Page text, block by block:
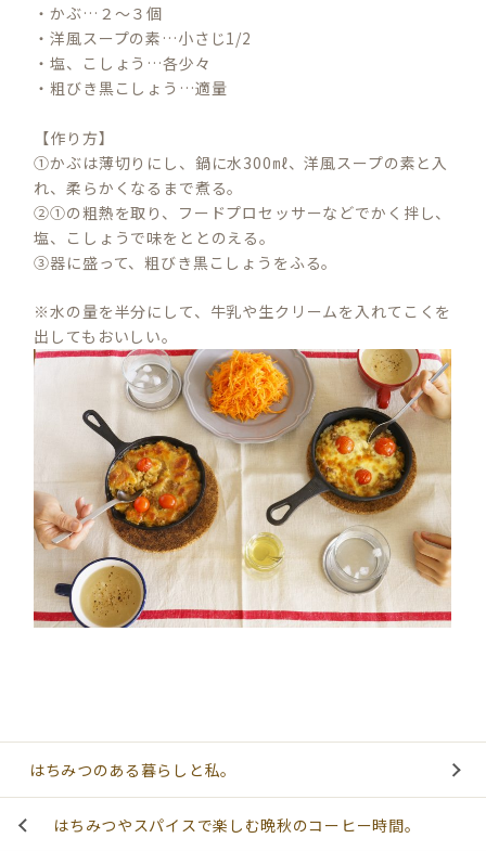
・かぶ…２～３個
・洋風スープの素…小さじ1/2
・塩、こしょう…各少々
・粗びき黒こしょう…適量
【作り方】
①かぶは薄切りにし、鍋に水300㎖、洋風スープの素と入
れ、柔らかくなるまで煮る。
②①の粗熱を取り、フードプロセッサーなどでかく拌し、
塩、こしょうで味をととのえる。
③器に盛って、粗びき黒こしょうをふる。
※水の量を半分にして、牛乳や生クリームを入れてこくを
出してもおいしい。
はちみつのある暮らしと私。
はちみつやスパイスで楽しむ晩秋のコーヒー時間。
S
E